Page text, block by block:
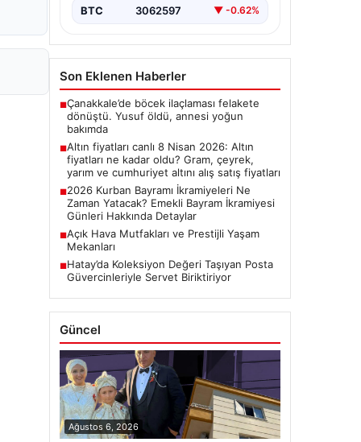
BTC 3062597 ▼ -0.62%
Son Eklenen Haberler
■Çanakkale’de böcek ilaçlaması felakete
dönüştü. Yusuf öldü, annesi yoğun
bakımda
■Altın fiyatları canlı 8 Nisan 2026: Altın
fiyatları ne kadar oldu? Gram, çeyrek,
yarım ve cumhuriyet altını alış satış fiyatları
■2026 Kurban Bayramı İkramiyeleri Ne
Zaman Yatacak? Emekli Bayram İkramiyesi
Günleri Hakkında Detaylar
■Açık Hava Mutfakları ve Prestijli Yaşam
Mekanları
■Hatay’da Koleksiyon Değeri Taşıyan Posta
Güvercinleriyle Servet Biriktiriyor
Güncel
Ağustos 6, 2026